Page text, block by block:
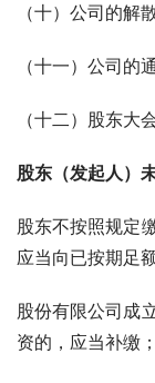
（十）公司的解
（十一）公司的
（十二）股东大
股东（发起人）
股东不按照规定
应当向已按期足
股份有限公司成
资的，应当补缴